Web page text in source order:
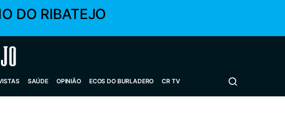
DO RIBATEJO
SAÚDE OPINIÃO ECOS DO BURLADERO CR TV